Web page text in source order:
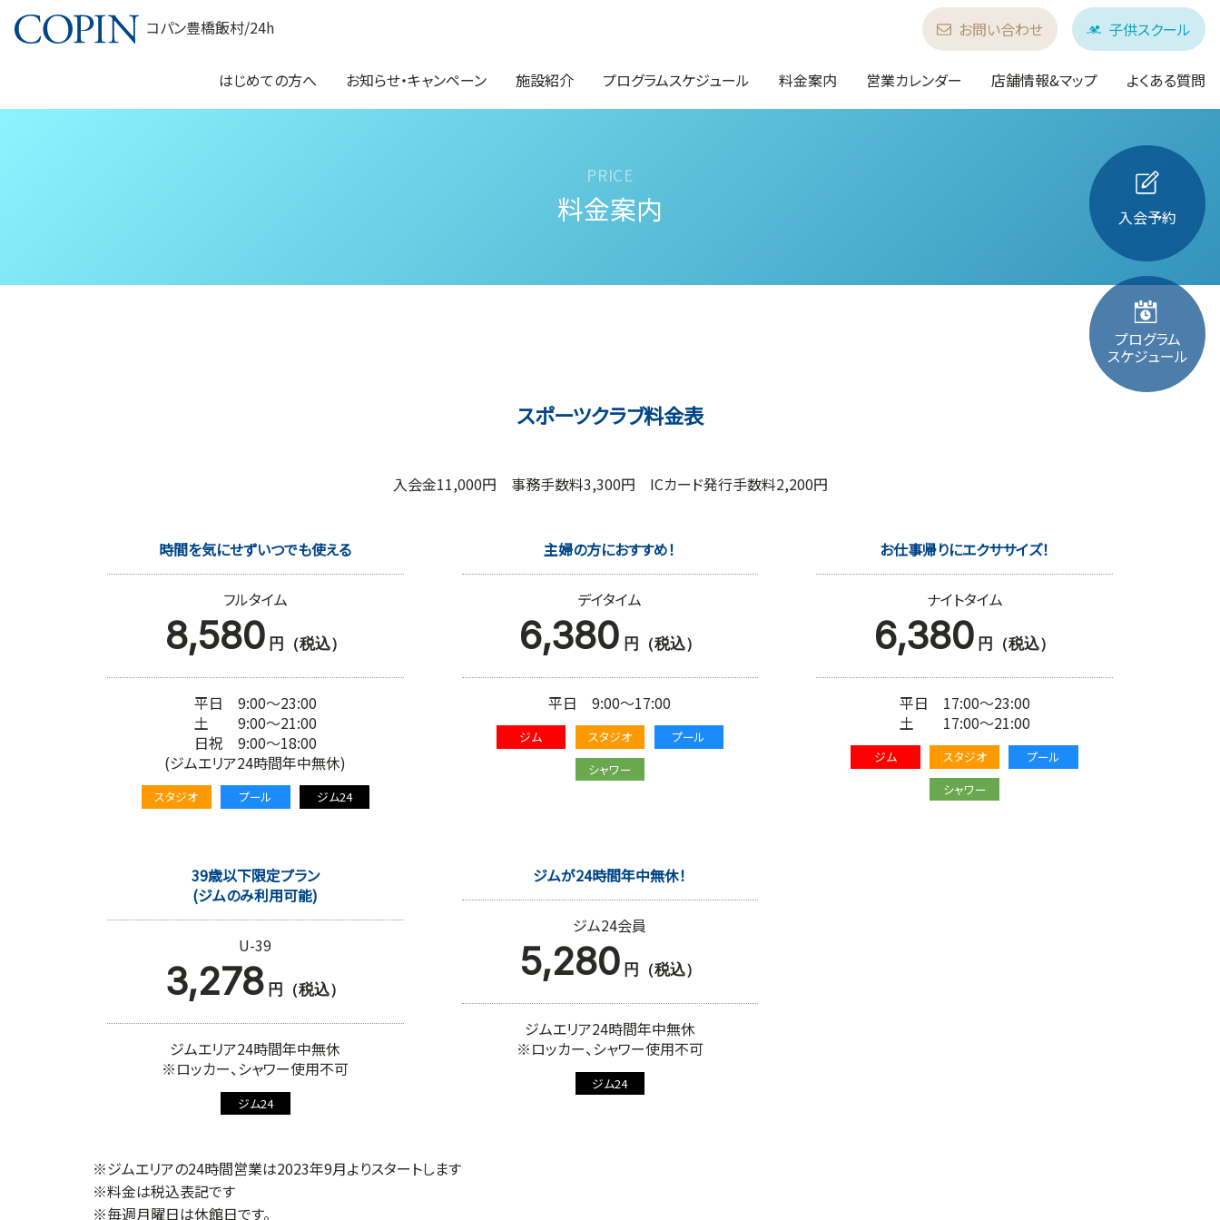
コパン豊橋飯村/24h
はじめての方へ お知らせ・キャンペーン 施設紹介 プログラムスケジュール 料金案内 営業カレンダー 店舗情報&マップ よくある質問
お問い合わせ 子供スクール
料金案内
スポーツクラブ料金表
入会金11,000円 事務手数料3,300円 ICカード発行手数料2,200円
フルタイム
時間を気にせずいつでも使える
8,580 円（税込）
平日 9:00～23:00
土 9:00～21:00
日祝 9:00～18:00
(ジムエリア24時間年中無休)
スタジオ プール ジム24
デイタイム
主婦の方におすすめ！
6,380 円（税込）
平日 9:00～17:00
ジム スタジオ
プール
シャワー
ナイトタイム
お仕事帰りにエクササイズ！
6,380 円（税込）
平日 17:00～23:00
土 17:00～21:00
ジム スタジオ
プール
シャワー
U-39
39歳以下限定プラン
(ジムのみ利用可能)
3,278 円（税込）
ジムエリア24時間年中無休
※ロッカー、シャワー使用不可
ジム24
ジム24会員
ジムが24時間年中無休！
5,280 円（税込）
ジムエリア24時間年中無休
※ロッカー、シャワー使用不可
ジム24
※ジムエリアの24時間営業は2023年9月よりスタートします
※料金は税込表記です
※毎週月曜日は休館日です。
入会予約
プログラム
スケジュール